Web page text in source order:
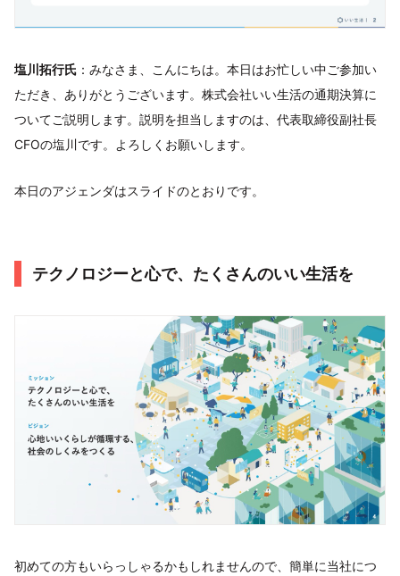
塩川拓行氏 ：みなさま、こんにちは。本日はお忙しい中ご参加い
ただき、ありがとうございます。株式会社いい生活の通期決算に
ついてご説明します。説明を担当しますのは、代表取締役副社長
CFOの塩川です。よろしくお願いします。
本日のアジェンダはスライドのとおりです。
テクノロジーと心で、たくさんのいい生活を
初めての方もいらっしゃるかもしれませんので、簡単に当社につ